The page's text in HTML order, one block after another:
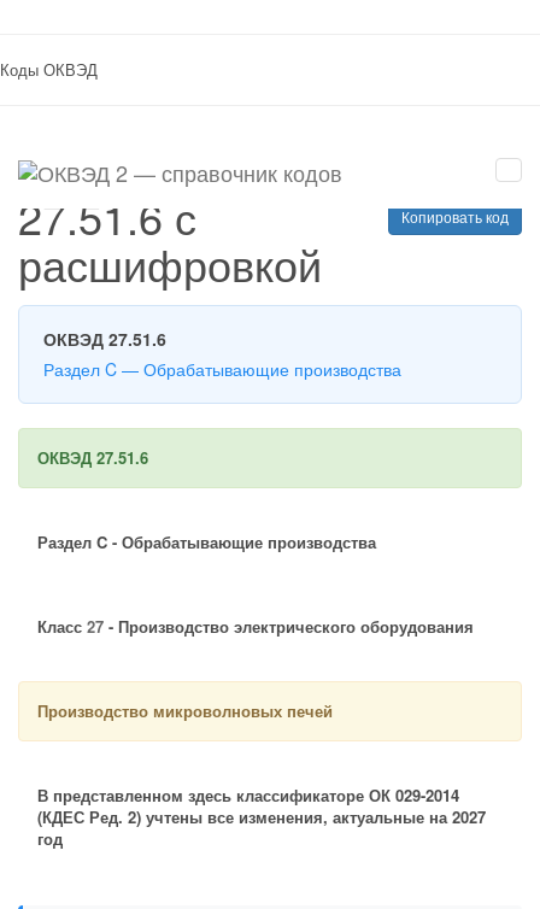
Коды ОКВЭД
Код ОКВЭД
27.51.6 с
расшифровкой
Копировать код
ОКВЭД 27.51.6
Раздел C — Обрабатывающие производства
ОКВЭД 27.51.6
Раздел C - Обрабатывающие производства
Класс 27 - Производство электрического оборудования
Производство микроволновых печей
В представленном здесь классификаторе ОК 029-2014
(КДЕС Ред. 2) учтены все изменения, актуальные на 2027
год